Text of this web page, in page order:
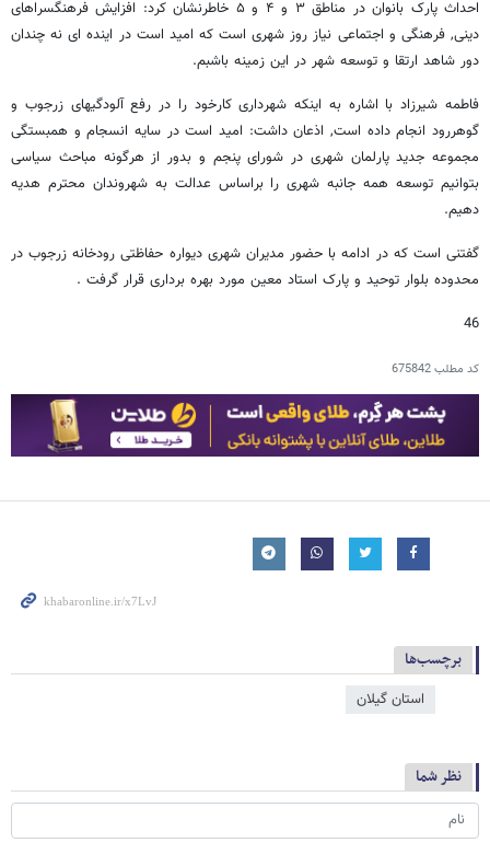
احداث پارک بانوان در مناطق ۳ و ۴ و ۵ خاطرنشان کرد: افزایش فرهنگسراهای
دینی, فرهنگی و اجتماعی نیاز روز شهری است که امید است در اینده ای نه چندان
دور شاهد ارتقا و توسعه شهر در این زمینه باشبم.
فاطمه شیرزاد با اشاره به اینکه شهرداری کارخود را در رفع آلودگیهای زرجوب و
گوهررود انجام داده است, اذعان داشت: امید است در سایه انسجام و همبستگی
مجموعه جدید پارلمان شهری در شورای پنجم و بدور از هرگونه مباحث سیاسی
بتوانیم توسعه همه جانبه شهری را براساس عدالت به شهروندان محترم هدیه
دهیم.
گفتنی است که در ادامه با حضور مدیران شهری دیواره حفاظتی رودخانه زرجوب در
محدوده بلوار توحید و پارک استاد معین مورد بهره برداری قرار گرفت .
46
کد مطلب675842
برچسب‌ها
استان گیلان
نظر شما